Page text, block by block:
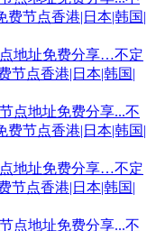
点地址免费分享…不定
节点香港|日本|韩国|
点地址免费分享…不定
节点香港|日本|韩国|